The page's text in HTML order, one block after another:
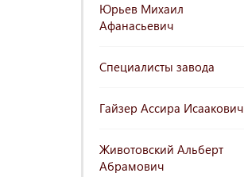
Юрьев Михаил
Афанасьевич
Специалисты завода
Гайзер Ассира Исаакович
Животовский Альберт
Абрамович